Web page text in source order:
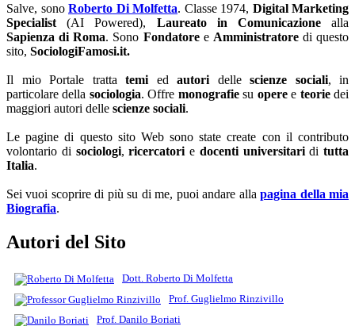
Salve, sono Roberto Di Molfetta. Classe 1974, Digital Marketing
Specialist (AI Powered), Laureato in Comunicazionealla
Sapienza di Roma. Sono Fondatoree Amministratoredi questo
sito, SociologiFamosi.it.
Il mio Portale tratta temi ed autori delle scienze sociali, in
particolare della sociologia. Offre monografiesu operee teoriedei
maggiori autori delle scienze sociali.
Le pagine di questo sito Web sono state create con il contributo
volontario di sociologi,ricercatori e docenti universitaridi tutta
Italia.
Sei vuoi scoprire di più su di me, puoi andare allapagina della mia
Biografia.
Autori del Sito
Dott. Roberto Di Molfetta
Prof. Guglielmo Rinzivillo
Prof. Danilo Boriati